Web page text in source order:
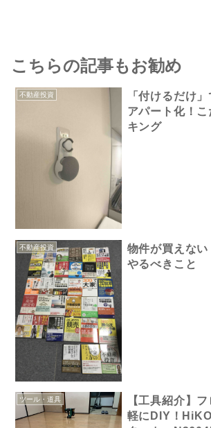
こちらの記事もお勧め
不動産投資
「付けるだけ
アパート化！
キング
不動産投資
物件が買えな
やるべきこと
ツール・道具
【工具紹介】
軽にDIY！